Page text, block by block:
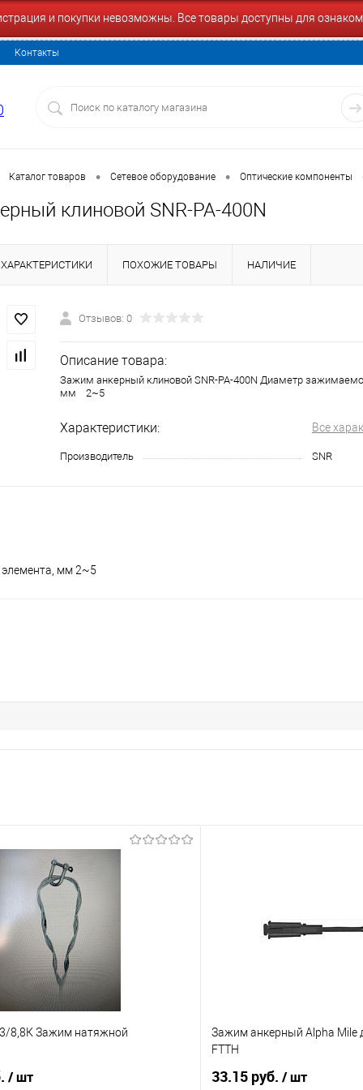
и покупки невозможны. Все товары доступны для
Контакты
Каталог товаров • Сетевое оборудование • Оптические компоненты
клиновой SNR-PA-400N
ХАРАКТЕРИСТИКИ ПОХОЖИЕ ТОВАРЫ НАЛИЧИЕ
Отзывов: 0
Описание товара:
Зажим анкерный клиновой SNR-PA-400N Диаметр
мм 2~5
Характеристики: Все
Производитель SNR
мм 2~5
8,8К Зажим натяжной
/ шт
Зажим анкерный Alpha Mile
FTTH
33.15 руб. / шт